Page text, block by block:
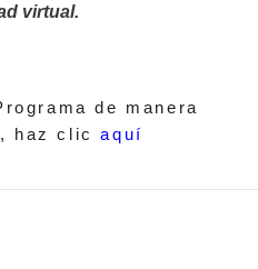
virtual.
de manera
haz clicaquí